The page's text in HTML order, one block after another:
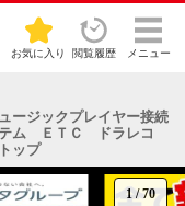
お気に入り 閲覧履歴 メニュー
ジックプレイヤー接続
テム ＥＴＣ ドラレコ
ップ
1 /70